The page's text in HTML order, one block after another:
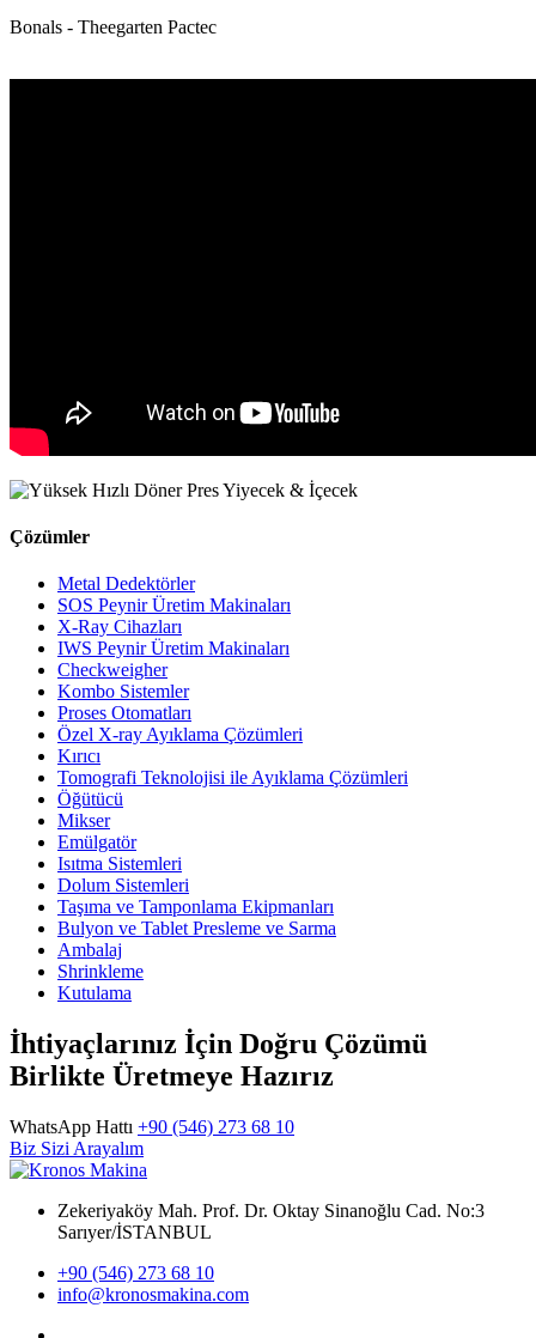
Bonals - Theegarten Pactec
Çözümler
Metal Dedektörler
SOS Peynir Üretim Makinaları
X-Ray Cihazları
IWS Peynir Üretim Makinaları
Checkweigher
Kombo Sistemler
Proses Otomatları
Özel X-ray Ayıklama Çözümleri
Kırıcı
Tomografi Teknolojisi ile Ayıklama Çözümleri
Öğütücü
Mikser
Emülgatör
Isıtma Sistemleri
Dolum Sistemleri
Taşıma ve Tamponlama Ekipmanları
Bulyon ve Tablet Presleme ve Sarma
Ambalaj
Shrinkleme
Kutulama
İhtiyaçlarınız İçin Doğru Çözümü
Birlikte Üretmeye Hazırız
WhatsApp Hattı +90 (546) 273 68 10
Biz Sizi Arayalım
Zekeriyaköy Mah. Prof. Dr. Oktay Sinanoğlu Cad. No:3
Sarıyer/İSTANBUL
+90 (546) 273 68 10
info@kronosmakina.com